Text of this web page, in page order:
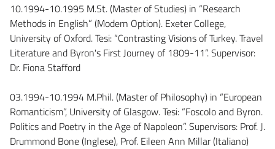
10.1994-10.1995 M.St. (Master of Studies) in “Research
Methods in English” (Modern Option). Exeter College,
University of Oxford. Tesi: “Contrasting Visions of Turkey. Travel
Literature and Byron's First Journey of 1809-11”. Supervisor:
Dr. Fiona Stafford
03.1994-10.1994 M.Phil. (Master of Philosophy) in “European
Romanticism”, University of Glasgow. Tesi: “Foscolo and Byron.
Politics and Poetry in the Age of Napoleon”. Supervisors: Prof. J.
Drummond Bone (Inglese), Prof. Eileen Ann Millar (Italiano)